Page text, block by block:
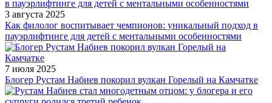
3 августа 2025
Как филолог воспитывает чемпионов: уникальный подход в
пауэрлифтинге для детей с ментальными особенностями
7 июля 2025
Блогер Рустам Набиев покорил вулкан Горелый на Камчатке